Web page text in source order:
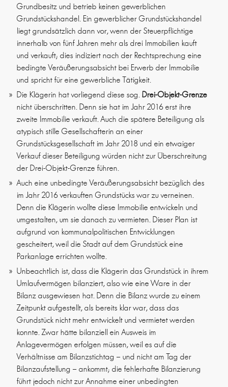
Grundbesitz und betrieb keinen gewerblichen
Grundstückshandel. Ein gewerblicher Grundstückshandel
liegt grundsätzlich dann vor, wenn der Steuerpflichtige
innerhalb von fünf Jahren mehr als drei Immobilien kauft
und verkauft; dies indiziert nach der Rechtsprechung eine
bedingte Veräußerungsabsicht bei Erwerb der Immobilie
und spricht für eine gewerbliche Tätigkeit.
Die Klägerin hat vorliegend diese sog.Drei-Objekt-Grenze
nicht überschritten. Denn sie hat im Jahr 2016 erst ihre
zweite Immobilie verkauft. Auch die spätere Beteiligung als
atypisch stille Gesellschafterin an einer
Grundstücksgesellschaft im Jahr 2018 und ein etwaiger
Verkauf dieser Beteiligung würden nicht zur Überschreitung
der Drei-Objekt-Grenze führen.
Auch eine unbedingte Veräußerungsabsicht bezüglich des
im Jahr 2016 verkauften Grundstücks war zu verneinen.
Denn die Klägerin wollte diese Immobilie entwickeln und
umgestalten, um sie danach zu vermieten. Dieser Plan ist
aufgrund von kommunalpolitischen Entwicklungen
gescheitert, weil die Stadt auf dem Grundstück eine
Parkanlage errichten wollte.
Unbeachtlich ist, dass die Klägerin das Grundstück in ihrem
Umlaufvermögen bilanziert, also wie eine Ware in der
Bilanz ausgewiesen hat. Denn die Bilanz wurde zu einem
Zeitpunkt aufgestellt, als bereits klar war, dass das
Grundstück nicht mehr entwickelt und vermietet werden
konnte. Zwar hätte bilanziell ein Ausweis im
Anlagevermögen erfolgen müssen, weil es auf die
Verhältnisse am Bilanzstichtag – und nicht am Tag der
Bilanzaufstellung – ankommt; die fehlerhafte Bilanzierung
führt jedoch nicht zur Annahme einer unbedingten